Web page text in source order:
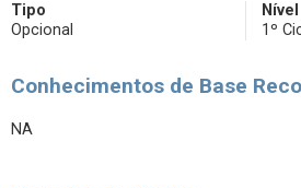
Tipo
Opcional
Nível
1º
Conhecimentos de Base
NA